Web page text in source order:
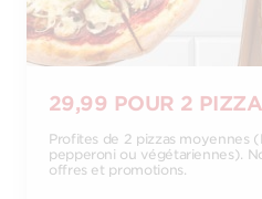
29,99 POUR 2
Profites de 2 pizzas moyennes
pepperoni ou végétariennes).
offres et promotions.